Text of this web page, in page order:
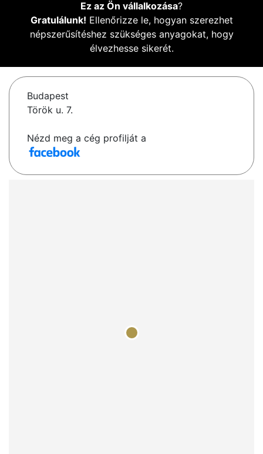
Ez az Ön vállalkozása?
Gratulálunk! Ellenőrizze le, hogyan szerezhet
népszerűsítéshez szükséges anyagokat, hogy
élvezhesse sikerét.
Budapest
Török u. 7.
Nézd meg a cég profilját a